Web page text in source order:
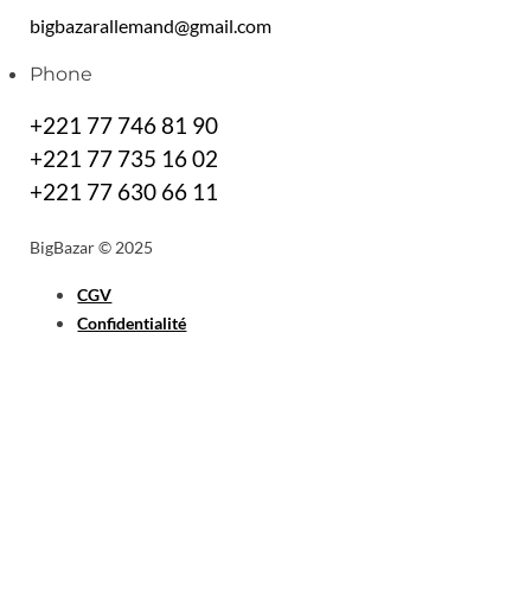
bigbazarallemand@gmail.com
Phone
+221 77 746 81 90
+221 77 735 16 02
+221 77 630 66 11
BigBazar © 2025
CGV
Confidentialité